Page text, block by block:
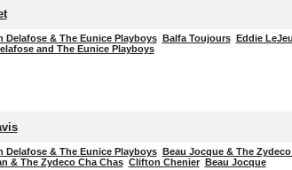
Delafose & The Eunice Playboys Balfa Toujours Eddie
and The Eunice Playboys
Delafose & The Eunice Playboys Beau Jocque & The
& The Zydeco Cha Chas Clifton Chenier Beau Jocque